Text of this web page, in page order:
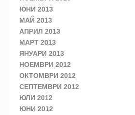
ЮНИ 2013
МАЙ 2013
АПРИЛ 2013
МАРТ 2013
ЯНУАРИ 2013
НОЕМВРИ 2012
ОКТОМВРИ 2012
СЕПТЕМВРИ 2012
ЮЛИ 2012
ЮНИ 2012